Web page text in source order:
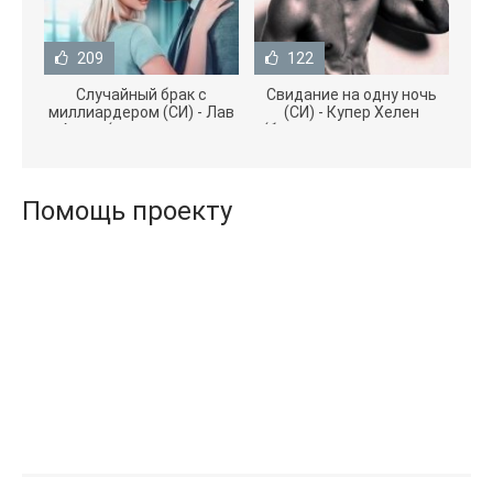
209
Случайный брак с
миллиардером (СИ) - Лав
Агата (полная версия
122
Свидание на одну ночь
(СИ) - Купер Хелен
(бесплатные серии книг
Помощь проекту